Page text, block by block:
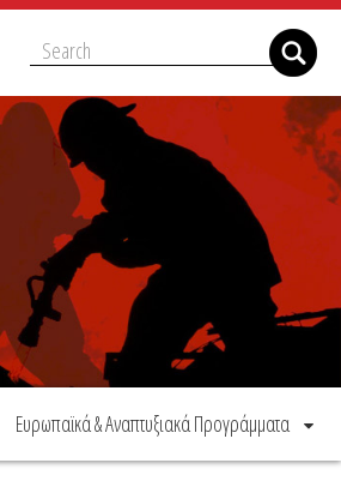
Ευρωπαϊκά & Αναπτυξιακά Προγράμματα